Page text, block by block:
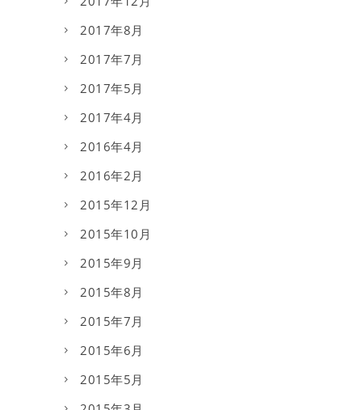
2017年8月
2017年7月
2017年5月
2017年4月
2016年4月
2016年2月
2015年12月
2015年10月
2015年9月
2015年8月
2015年7月
2015年6月
2015年5月